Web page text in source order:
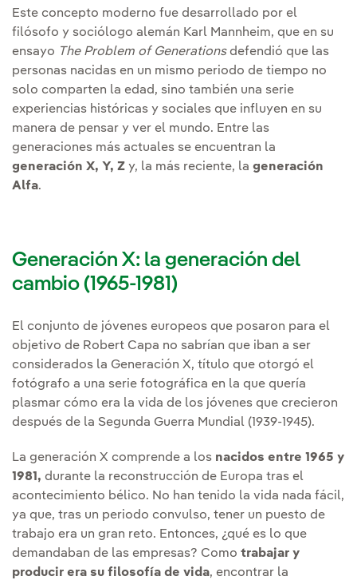
Este concepto moderno fue desarrollado por el
filósofo y sociólogo alemán Karl Mannheim, que en su
ensayo The Problem of Generationsdefendió que las
personas nacidas en un mismo periodo de tiempo no
solo comparten la edad, sino también una serie
experiencias históricas y sociales que influyen en su
manera de pensar y ver el mundo. Entre las
generaciones más actuales se encuentran la
generación X, Y, Z y, la más reciente, la generación
Alfa.
Generación X: la generación del
cambio (1965-1981)
El conjunto de jóvenes europeos que posaron para el
objetivo de Robert Capa no sabrían que iban a ser
considerados la Generación X, título que otorgó el
fotógrafo a una serie fotográfica en la que quería
plasmar cómo era la vida de los jóvenes que crecieron
después de la Segunda Guerra Mundial (1939-1945).
La generación X comprende a los nacidos entre 1965 y
1981, durante la reconstrucción de Europa tras el
acontecimiento bélico. No han tenido la vida nada fácil,
ya que, tras un periodo convulso, tener un puesto de
trabajo era un gran reto. Entonces, ¿qué es lo que
demandaban de las empresas? Como trabajar y
producir era su filosofía de vida, encontrar la